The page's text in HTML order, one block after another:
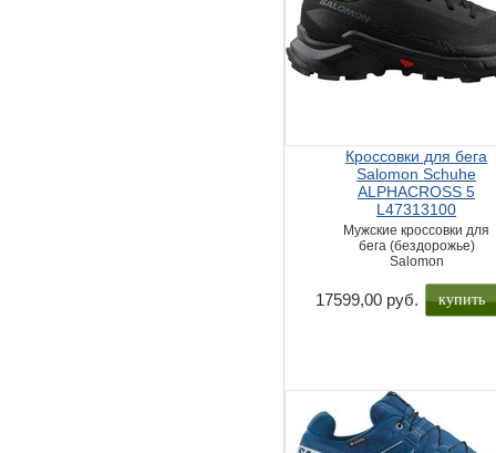
Кроссовки для бега
Salomon Schuhe
ALPHACROSS 5
L47313100
Мужские кроссовки для
бега (бездорожье)
Salomon
17599,00 руб. купить